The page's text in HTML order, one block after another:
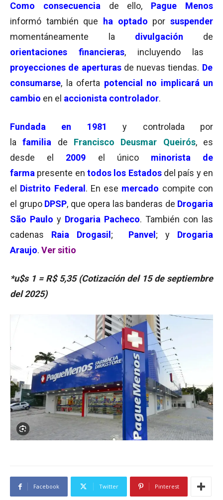
Como consecuencia de ello, Pague Menos
informó también que ha optado por suspender
momentáneamente la divulgación de
orientaciones
financieras, incluyendo las
proyecciones de aperturasde nuevas tiendas. De
consumarse, la oferta potencial
no implicará un
cambio en el accionista controlador.
Fundada en 1981
y controlada por
la
familia de Francisco Deusmar Queirós, es
desde el 2009 el únicominorista de
farma presente entodos los Estados del país y en
el Distrito Federal . En ese mercado compite con
el grupoDPSP, que opera las banderas de Drogaria
São Paulo y Drogaria Pacheco. También con las
cadenas
Raia Drogasil ; Panvel ; y Drogaria
Araujo. Ver sitio
*u$s 1 = R$ 5,35 (Cotización del 15 de septiembre
del 2025)
Facebook Twitter Pinterest